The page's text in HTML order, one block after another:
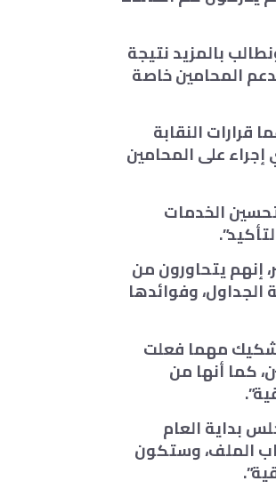
بالمزيد نتيجة
المحامين خاصة
قرارات النقابة
على المحامين
تحسين الخدمات
إنهم يتحاورون من
وفوائدها
مهما فعلت
كما أنها من
بداية العام
الملف، وستكون